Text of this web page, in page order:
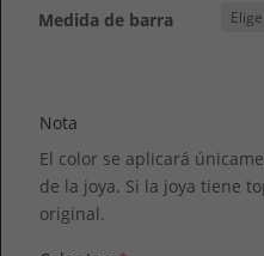
Medida de barra
Nota
El color se aplicará
de la joya. Si la joya tiene
original.